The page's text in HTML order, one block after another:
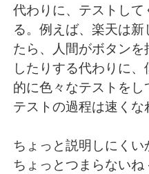
English 简
繁體中文
العربية
Русский ไทย
代わりに、テストし
る。例えば、楽天は
たら、人間がボタン
したりする代わりに
的に色々なテストを
テストの過程は速くな
ちょっと説明しにくい
ちょっとつまらない